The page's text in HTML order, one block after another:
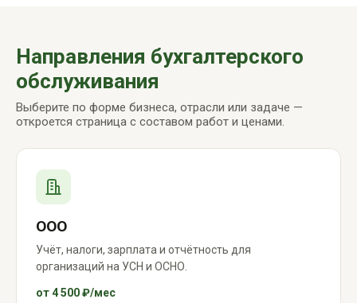
Направления бухгалтерского
обслуживания
Выберите по форме бизнеса, отрасли или задаче —
откроется страница с составом работ и ценами.
ООО
Учёт, налоги, зарплата и отчётность для
организаций на УСН и ОСНО.
от 4 500 ₽/мес